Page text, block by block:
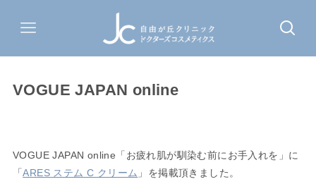
VOGUE JAPAN online
VOGUE JAPAN online「お疲れ肌が馴染む前にお手入れを」に
「ARES ステム C クリーム 」を掲載頂きました。